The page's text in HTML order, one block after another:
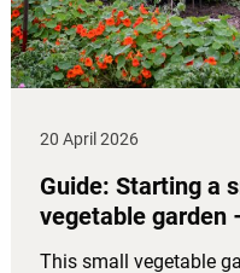
20 April 2026
Guide: Starting a
vegetable garden
This small vegetable